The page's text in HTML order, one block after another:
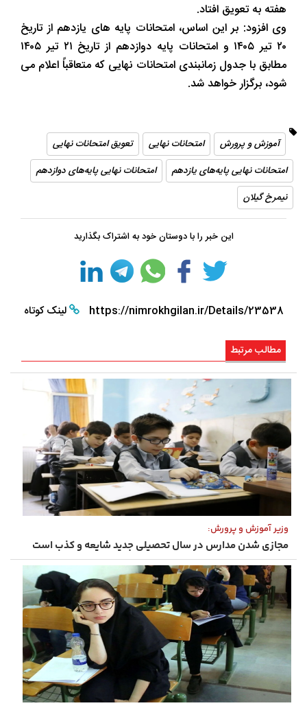
هفته به تعویق افتاد.
وی افزود: بر این اساس، امتحانات پایه های یازدهم از تاریخ
۲۰ تیر ۱۴۰۵ و امتحانات پایه دوازدهم از تاریخ ۲۱ تیر ۱۴۰۵
مطابق با جدول زمانبندی امتحانات نهایی که متعاقباً اعلام می
شود، برگزار خواهد شد.
آموزش و پرورش امتحانات نهایی
تعویق امتحانات نهایی
امتحانات نهایی پایه‌های یازدهم
امتحانات نهایی پایه‌های دوازدهم
نیمرخ گیلان
این خبر را با دوستان خود به اشتراک بگذارید
https://nimrokhgilan.ir/Details/23538 لینک کوتاه
مطالب مرتبط
وزیر آموزش و پرورش:
مجازی شدن مدارس در سال تحصیلی جدید شایعه و کذب است